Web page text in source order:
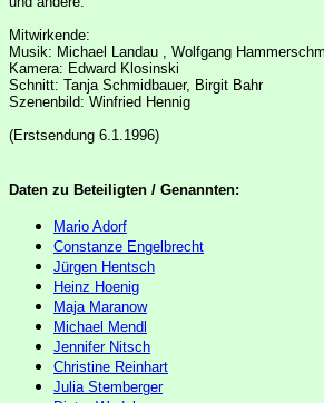
Mitwirkende:
Musik: Michael Landau , Wolfgang
Kamera: Edward Klosinski
Schnitt: Tanja Schmidbauer, Birgit Bahr
Szenenbild: Winfried Hennig
(Erstsendung 6.1.1996)
Daten zu Beteiligten / Genannten:
Mario Adorf
Constanze Engelbrecht
Jürgen Hentsch
Heinz Hoenig
Maja Maranow
Michael Mendl
Jennifer Nitsch
Christine Reinhart
Julia Stemberger